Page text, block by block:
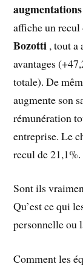
affiche un
Bozotti , tout a
avantages
totale). De
augmente son
rémunération
entreprise. Le
recul de 21,1%.
Sont ils
Qu’est ce qui
personnelle ou
Comment les